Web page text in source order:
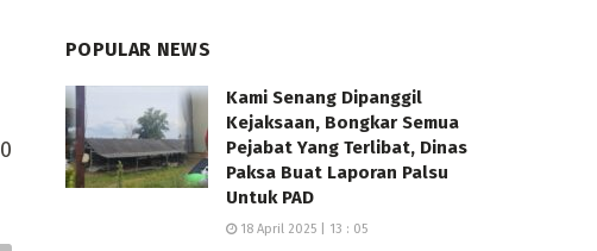
0
POPULAR NEWS
Kami Senang Dipanggil
Kejaksaan, Bongkar Semua
Pejabat Yang Terlibat, Dinas
Paksa Buat Laporan Palsu
Untuk PAD
18 April 2025 | 13 : 05